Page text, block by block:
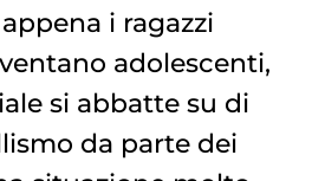
i ragazzi
adolescenti,
si abbatte su di
da parte dei